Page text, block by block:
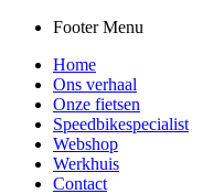
Footer Menu
Home
Ons verhaal
Onze fietsen
Speedbikespecialist
Webshop
Werkhuis
Contact